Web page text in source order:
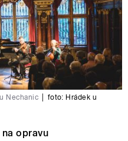
Nechanic
foto: Hrádek u
opravu